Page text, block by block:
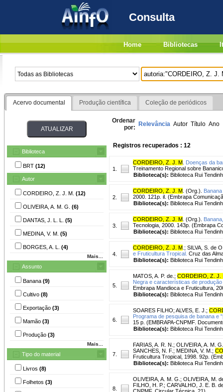
Consulta
Home Bibliotecas
Acervo documental Produção científica Coleção de periódicos
Biblioteca
BRT (12)
Autor
CORDEIRO, Z. J. M. (12)
OLIVEIRA, A. M. G. (6)
DANTAS, J. L. L. (5)
MEDINA, V. M. (5)
BORGES, A. L. (4)
Mais...
Assunto
Banana (9)
Cultivo (8)
Exportação (3)
Mamão (3)
Produção (3)
Mais...
Tipo do material
Livros (8)
Folhetos (3)
Ordenar
por: Relevância Autor Título Ano
Registros recuperados : 12
1.
CORDEIRO, Z. J. M Doenças da
Treinamento Regional sobre
Biblioteca(s): Biblioteca Rui
2.
CORDEIRO, Z. J. M . (Org.).
2000. 121p. il. (Embrapa
Biblioteca(s): Biblioteca Rui
3.
CORDEIRO, Z. J. M . (Org.).
Tecnologia, 2000. 143p. (Embrapa
Biblioteca(s): Biblioteca Rui
4.
CORDEIRO, Z. J. M ; SILVA, S. de
e Fruticultura Tropical. Cruz das
Biblioteca(s): Biblioteca Rui
5.
MATOS, A. P. de. ; CORDEIRO, Z. J.
Negra e características de
Embrapa Mandioca e Fruticultura,
Biblioteca(s): Biblioteca Rui
6.
SOARES FILHO; ALVES, E. J. ;
Programa de pesquisa de banana e
15 p. (EMBRAPA-CNPMF.
Biblioteca(s): Biblioteca Rui
7.
FARIAS, A. R. N. ; OLIVEIRA, A. M. G.
SANCHES, N. F. ; MEDINA, V. M. ;
Fruticultura Tropical, 1998. 92p.
Biblioteca(s): Biblioteca Rui
8.
OLIVEIRA, A. M. G. ; OLIVEIRA, M.
FILHO, H. P. ; CARVALHO, J. E. B.
CNPMF. Circular Técnica, 21).